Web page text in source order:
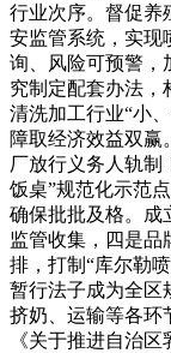
行业次序。督促养
安监管系统，实现
询、风险可预警，
究制定配套办法，
清洗加工行业“小
障取经济效益双赢
厂放行义务人轨制
饭桌”规范化示范
确保批批及格。成
监管收集，四是品
排，打制“库尔勒
暂行法子成为全区
挤奶、运输等各环
《关于推进自治